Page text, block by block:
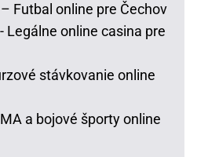
Futbal online pre Čechov
Legálne online casina pre
stávkovanie online
a bojové športy online